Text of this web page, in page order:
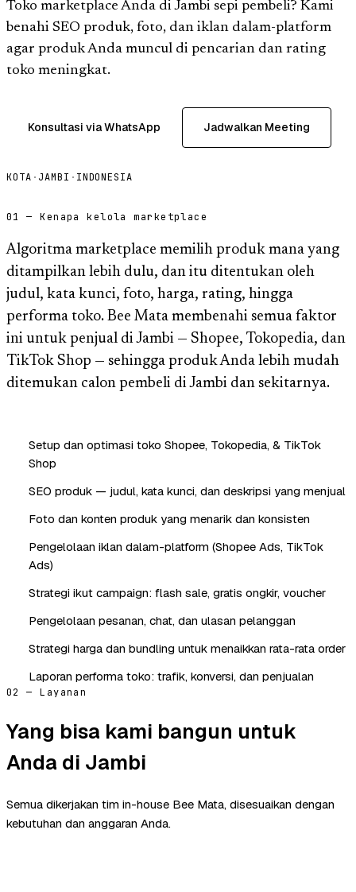
Toko marketplace Anda di Jambi sepi pembeli? Kami
benahi SEO produk, foto, dan iklan dalam-platform
agar produk Anda muncul di pencarian dan rating
toko meningkat.
Konsultasi via WhatsApp Jadwalkan Meeting
KOTA · JAMBI · INDONESIA
01 — Kenapa kelola marketplace
Algoritma marketplace memilih produk mana yang
ditampilkan lebih dulu, dan itu ditentukan oleh
judul, kata kunci, foto, harga, rating, hingga
performa toko. Bee Mata membenahi semua faktor
ini untuk penjual di Jambi — Shopee, Tokopedia, dan
TikTok Shop — sehingga produk Anda lebih mudah
ditemukan calon pembeli di Jambi dan sekitarnya.
Setup dan optimasi toko Shopee, Tokopedia, & TikTok
Shop
SEO produk — judul, kata kunci, dan deskripsi yang menjual
Foto dan konten produk yang menarik dan konsisten
Pengelolaan iklan dalam-platform (Shopee Ads, TikTok
Ads)
Strategi ikut campaign: flash sale, gratis ongkir, voucher
Pengelolaan pesanan, chat, dan ulasan pelanggan
Strategi harga dan bundling untuk menaikkan rata-rata order
Laporan performa toko: trafik, konversi, dan penjualan
02 — Layanan
Yang bisa kami bangun untuk
Anda di Jambi
Semua dikerjakan tim in-house Bee Mata, disesuaikan dengan
kebutuhan dan anggaran Anda.